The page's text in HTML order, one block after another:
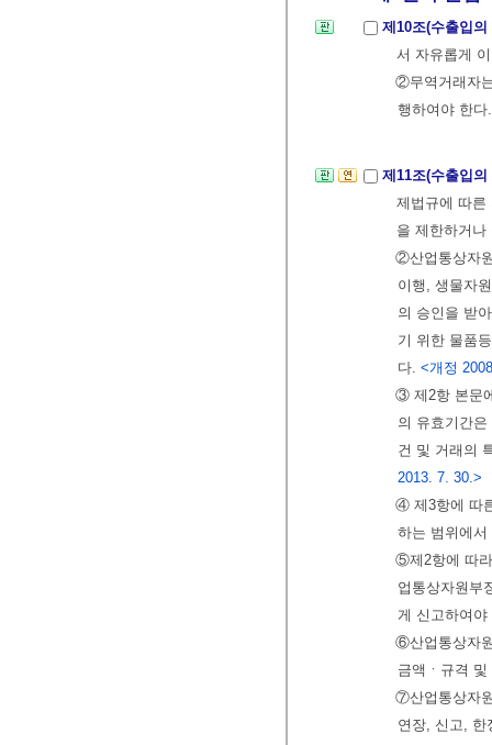
제10조(수출입
서 자유롭게
②무역거래자
행하여야 한다.
제11조(수출입
제법규에 따른
을 제한하거
②산업통상자
이행, 생물자
의 승인을 받
기 위한 물품
다. <개정
③ 제2항 본문
의 유효기간
건 및 거래의
2013. 7. 30.>
④ 제3항에 따
하는 범위에
⑤제2항에 따
업통상자원부
게 신고하여
⑥산업통상자
금액ㆍ규격
⑦산업통상자
연장, 신고,